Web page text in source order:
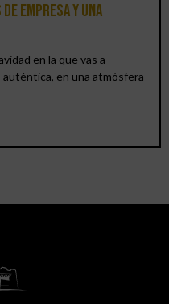
empresa y una
en la que vas a
auténtica, en una atmósfera